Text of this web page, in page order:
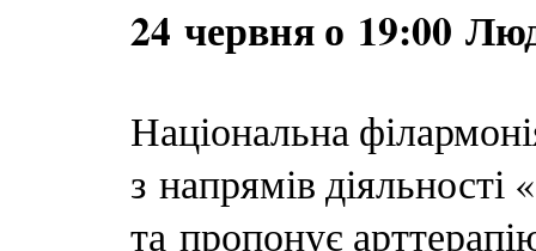
24 червня о 19:00
Національна
з напрямів
та пропонує